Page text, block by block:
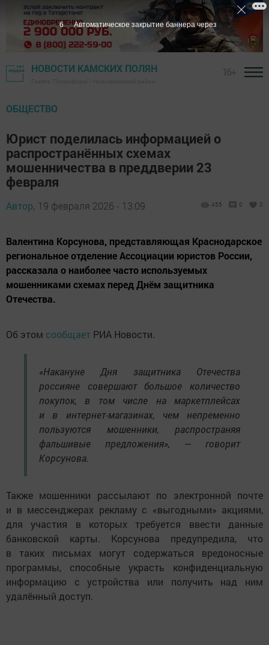
НОВОСТИ КАМСКИХ ПОЛЯН
ОБЩЕСТВО
Юрист поделилась информацией о
распространённых схемах
мошенничества в преддверии 23
февраля
Автор, 19 февраля 2026 - 13:09 455 0 0
Валентина Корсунова, представляющая Краснодарское
региональное отделение Ассоциации юристов России,
рассказала о наиболее часто используемых
мошенниками схемах перед Днём защитника
Отечества.
Об этом сообщает РИА Новости.
«Накануне Дня защитника Отечества
россияне совершают большое количество
покупок, в том числе на маркетплейсах
и в интернет-магазинах, чем непременно
пользуются мошенники, распространяя
фальшивые предложения», — говорит
Корсунова.
Также мошенники рассылают по электронной почте
и в мессенджерах рекламу с «выгодными» акциями,
для участия в которых требуется ввести данные
банковской карты. Корсунова предупредила, что
в таких письмах могут содержаться вредоносные
программы, способные украсть конфиденциальную
информацию с устройства или получить над ним
удалённый доступ.
5 Автоматическое закрытие баннера через